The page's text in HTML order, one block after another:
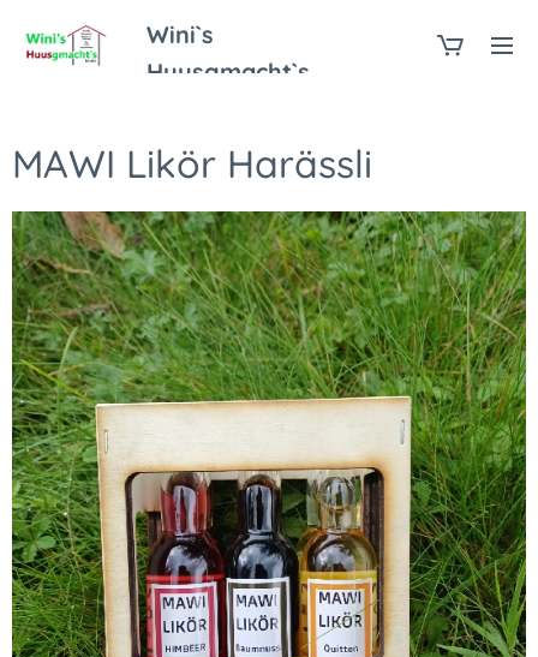
Wini`s
Huusgmacht`s
MAWI Likör Harässli